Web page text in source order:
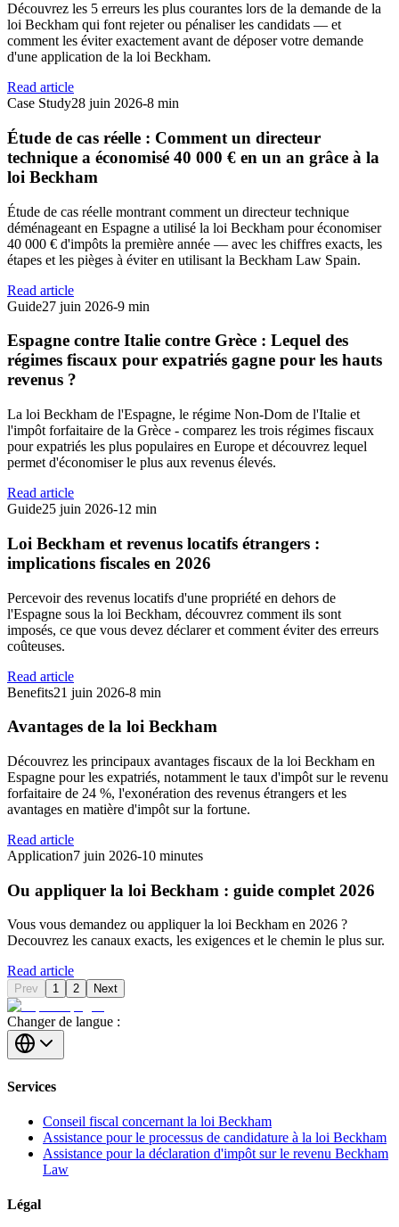
Découvrez les 5 erreurs les plus courantes lors de la demande de la
loi Beckham qui font rejeter ou pénaliser les candidats — et
comment les éviter exactement avant de déposer votre demande
d'une application de la loi Beckham.
Read article
Case Study28 juin 2026-8 min
Étude de cas réelle : Comment un directeur
technique a économisé 40 000 € en un an grâce à la
loi Beckham
Étude de cas réelle montrant comment un directeur technique
déménageant en Espagne a utilisé la loi Beckham pour économiser
40 000 € d'impôts la première année — avec les chiffres exacts, les
étapes et les pièges à éviter en utilisant la Beckham Law Spain.
Read article
Guide27 juin 2026-9 min
Espagne contre Italie contre Grèce : Lequel des
régimes fiscaux pour expatriés gagne pour les hauts
revenus ?
La loi Beckham de l'Espagne, le régime Non-Dom de l'Italie et
l'impôt forfaitaire de la Grèce - comparez les trois régimes fiscaux
pour expatriés les plus populaires en Europe et découvrez lequel
permet d'économiser le plus aux revenus élevés.
Read article
Guide25 juin 2026-12 min
Loi Beckham et revenus locatifs étrangers :
implications fiscales en 2026
Percevoir des revenus locatifs d'une propriété en dehors de
l'Espagne sous la loi Beckham, découvrez comment ils sont
imposés, ce que vous devez déclarer et comment éviter des erreurs
coûteuses.
Read article
Benefits21 juin 2026-8 min
Avantages de la loi Beckham
Découvrez les principaux avantages fiscaux de la loi Beckham en
Espagne pour les expatriés, notamment le taux d'impôt sur le revenu
forfaitaire de 24 %, l'exonération des revenus étrangers et les
avantages en matière d'impôt sur la fortune.
Read article
Application7 juin 2026-10 minutes
Ou appliquer la loi Beckham : guide complet 2026
Vous vous demandez ou appliquer la loi Beckham en 2026 ?
Decouvrez les canaux exacts, les exigences et le chemin le plus sur.
Read article
Prev 1 2 Next
Changer de langue :
Services
Conseil fiscal concernant la loi Beckham
Assistance pour le processus de candidature à la loi Beckham
Assistance pour la déclaration d'impôt sur le revenu Beckham
Law
Légal